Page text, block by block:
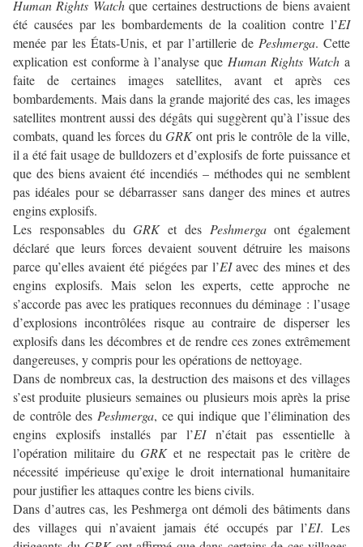
Human Rights Watchque certaines destructions de biens avaient
été causées par les bombardements de la coalition contre l’EI
menée par les États-Unis, et par l’artillerie de Peshmerga. Cette
explication est conforme à l’analyse que Human Rights Watch a
faite de certaines images satellites, avant et après ces
bombardements. Mais dans la grande majorité des cas, les images
satellites montrent aussi des dégâts qui suggèrent qu’à l’issue des
combats, quand les forces duGRKont pris le contrôle de la ville,
il a été fait usage de bulldozers et d’explosifs de forte puissance et
que des biens avaient été incendiés – méthodes qui ne semblent
pas idéales pour se débarrasser sans danger des mines et autres
engins explosifs.
Les responsables du GRKet des Peshmergaont également
déclaré que leurs forces devaient souvent détruire les maisons
parce qu’elles avaient été piégées par l’EIavec des mines et des
engins explosifs. Mais selon les experts, cette approche ne
s’accorde pas avec les pratiques reconnues du déminage : l’usage
d’explosions incontrôlées risque au contraire de disperser les
explosifs dans les décombres et de rendre ces zones extrêmement
dangereuses, y compris pour les opérations de nettoyage.
Dans de nombreux cas, la destruction des maisons et des villages
s’est produite plusieurs semaines ou plusieurs mois après la prise
de contrôle des Peshmerga, ce qui indique que l’élimination des
engins explosifs installés par l’EIn’était pas essentielle à
l’opération militaire duGRKet ne respectait pas le critère de
nécessité impérieuse qu’exige le droit international humanitaire
pour justifier les attaques contre les biens civils.
Dans d’autres cas, les Peshmerga ont démoli des bâtiments dans
des villages qui n’avaient jamais été occupés par l’EI. Les